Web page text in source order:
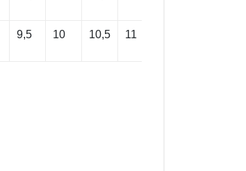
9,5 10 10,5 11